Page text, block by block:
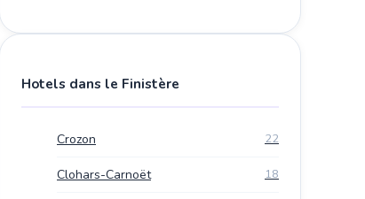
Hotels dans le Finistère
Crozon 22
Clohars-Carnoët 18